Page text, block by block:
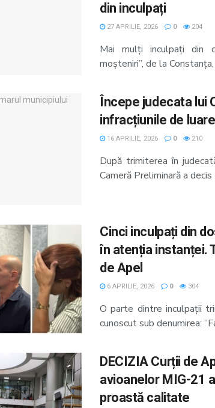
din inculpați
27 APRILIE, 2026 0 204
Mai mulți inculpați din
moșteniri”, de la
Începe judecata lui
infracțiunile de
16 APRILIE, 2026 0 210
După trimiterea în
Cameră Preliminară a
Cinci inculpați din
în atenția instanței.
de Apel
6 APRILIE, 2026 0 304
O parte dintre inculpații
cunoscut sub denumirea:
DECIZIA Curții de
avioanelor MIG-21
proastă calitate